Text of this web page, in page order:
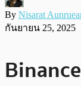
By Nisarat
กันยายน 25, 2025